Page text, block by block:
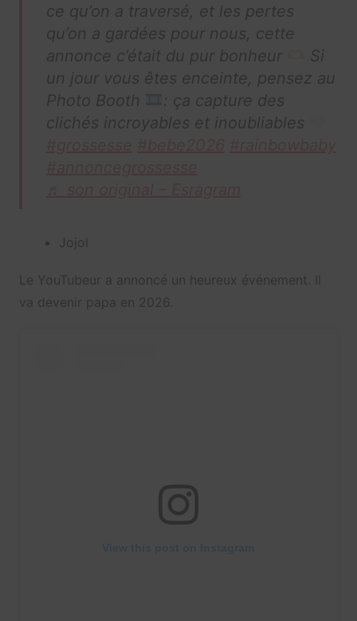
ce qu’on a traversé, et les pertes
qu’on a gardées pour nous, cette
annonce c’était du pur bonheur
Si
un jour vous êtes enceinte, pensez au
Photo Booth
: ça capture des
clichés incroyables et inoubliables
Jojol
Le YouTubeur a annoncé un heureux événement. Il
va devenir papa en 2026.